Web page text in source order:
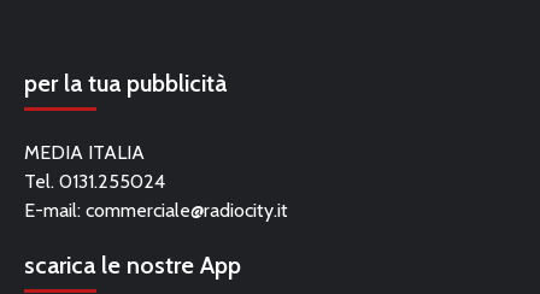
per la tua pubblicità
MEDIA ITALIA
Tel. 0131.255024
E-mail: commerciale@radiocity.it
scarica le nostre App